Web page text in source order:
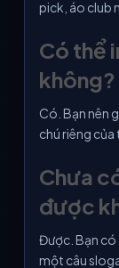
pick, áo club
Có thể
không?
Có. Bạn nên
chú riêng của
Chưa
được
Được. Bạn có
một câu